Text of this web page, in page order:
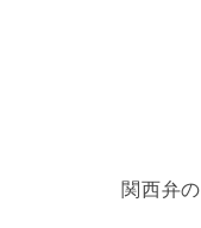
関西弁